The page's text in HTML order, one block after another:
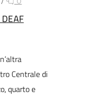
Centrale di
quarto e